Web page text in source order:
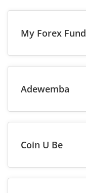
My Forex
Adewemba
Coin U Be